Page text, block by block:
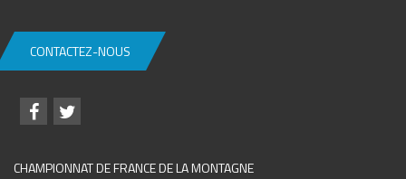
CONTACTEZ-NOUS
CHAMPIONNAT DE FRANCE DE LA MONTAGNE